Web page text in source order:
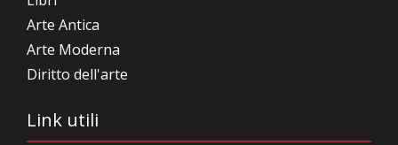
Arte Antica
Arte Moderna
Diritto dell'arte
Link utili